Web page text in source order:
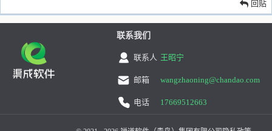
回贴
联系我们
联系人 王昭宁
邮箱 wangzhaoning@chandao.com
电话 17669512663